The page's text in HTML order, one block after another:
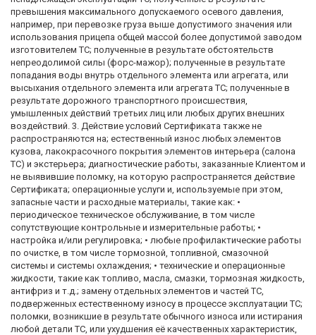
превышения максимального допускаемого осевого давления,
например, при перевозке груза выше допустимого значения или
использования прицепа общей массой более допустимой заводом
изготовителем ТС; полученные в результате обстоятельств
непреодолимой силы (форс-мажор); полученные в результате
попадания воды внутрь отдельного элемента или агрегата, или
высыхания отдельного элемента или агрегата ТС; полученные в
результате дорожного транспортного происшествия,
умышленных действий третьих лиц или любых других внешних
воздействий. 3. Действие условий Сертификата также не
распространяются на; естественный износ любых элементов
кузова, лакокрасочного покрытия элементов интерьера (салона
ТС) и экстерьера; диагностические работы, заказанные Клиентом и
не выявившие поломку, на которую распространяется действие
Сертификата; операционные услуги и, используемые при этом,
запасные части и расходные материалы, такие как: •
периодическое техническое обслуживание, в том числе
сопутствующие контрольные и измерительные работы; •
настройка и/или регулировка; • любые профилактические работы
по очистке, в том числе тормозной, топливной, смазочной
системы и системы охлаждения; • технические и операционные
жидкости, такие как топливо, масла, смазки, тормозная жидкость,
антифриз и т.д.; замену отдельных элементов и частей ТС,
подверженных естественному износу в процессе эксплуатации ТС;
поломки, возникшие в результате обычного износа или истирания
любой детали ТС, или ухудшения её качественных характеристик,